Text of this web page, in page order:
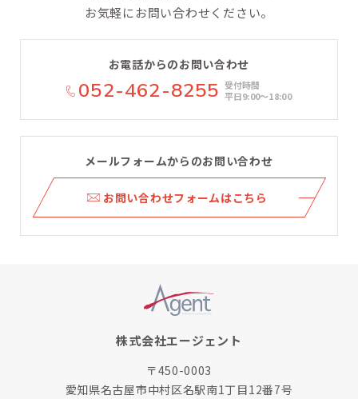
お気軽にお問い合わせください。
お電話からのお問い合わせ
052-462-8255 受付時間
平日9:00〜18:00
メールフォームからのお問い合わせ
お問い合わせフォームはこちら
株式会社エージェント
〒450-0003
愛知県名古屋市中村区名駅南1丁目12番7号